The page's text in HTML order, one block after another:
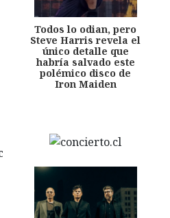
Todos lo odian, pero
Steve Harris revela el
único detalle que
habría salvado este
polémico disco de
Iron Maiden